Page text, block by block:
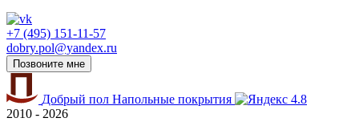
+7 (495) 151-11-57
dobry.pol@yandex.ru
Позвоните мне
Добрый пол Напольные покрытия
4.8
2010 - 2026